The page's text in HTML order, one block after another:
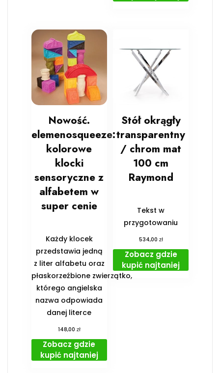
Nowość.
elemenosqueeze:
kolorowe
klocki
sensoryczne z
alfabetem w
super cenie
Każdy klocek
przedstawia jedną
z liter alfabetu oraz
płaskorzeźbione zwierzątko,
którego angielska
nazwa odpowiada
danej literce
148,00 zł
Zobacz gdzie
kupić najtaniej
Stół okrągły
transparentny
/ chrom mat
100 cm
Raymond
Tekst w
przygotowaniu
534,00 zł
Zobacz gdzie
kupić najtaniej